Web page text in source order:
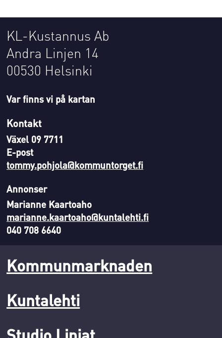
KL-Kustannus Ab
Andra Linjen 14
00530 Helsinki
Var finns vi på kartan
Kontakt
Växel 09 7711
E-post
tommy.pohjola@kommuntorget.fi
Annonser
Marianne Kaartoaho
marianne.kaartoaho@kuntalehti.fi
040 708 6640
Kommunmarknaden
Kuntalehti